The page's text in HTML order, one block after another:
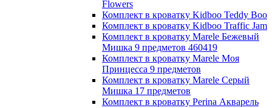
Flowers
Комплект в кроватку Kidboo Teddy Boo
Комплект в кроватку Kidboo Traffic Jam
Комплект в кроватку Marele Бежевый
Мишка 9 предметов 460419
Комплект в кроватку Marele Моя
Принцесса 9 предметов
Комплект в кроватку Marele Серый
Мишка 17 предметов
Комплект в кроватку Perina Акварель